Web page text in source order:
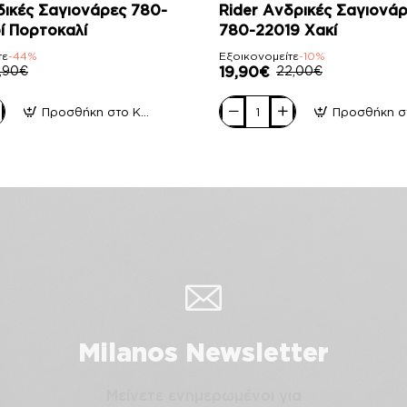
Σαγιονάρες 780-
Πορτοκαλί
-44%
Προσθήκη στο Καλάθι
-10%
Rider Ανδρικές
780-22019 Χακί
Εξοικονομείτε-10%
19,90€ 22,00€
Rider
Ανδρικές
Χακί
Milanos Newsletter